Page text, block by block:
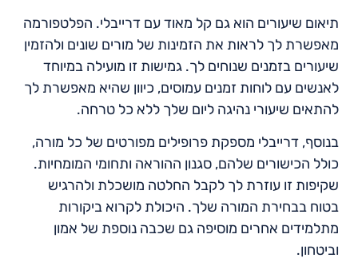
תיאום שיעורים הוא גם קל מאוד עם דרייבלי. הפלטפורמה
מאפשרת לך לראות את הזמינות של מורים שונים ולהזמין
שיעורים בזמנים שנוחים לך. גמישות זו מועילה במיוחד
לאנשים עם לוחות זמנים עמוסים, כיוון שהיא מאפשרת לך
להתאים שיעורי נהיגה ליום שלך ללא כל טרחה.
בנוסף, דרייבלי מספקת פרופילים מפורטים של כל מורה,
כולל הכישורים שלהם, סגנון ההוראה ותחומי המומחיות.
שקיפות זו עוזרת לך לקבל החלטה מושכלת ולהרגיש
בטוח בבחירת המורה שלך. היכולת לקרוא ביקורות
מתלמידים אחרים מוסיפה גם שכבה נוספת של אמון
וביטחון.